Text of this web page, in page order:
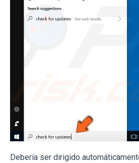
Debería ser dirigido